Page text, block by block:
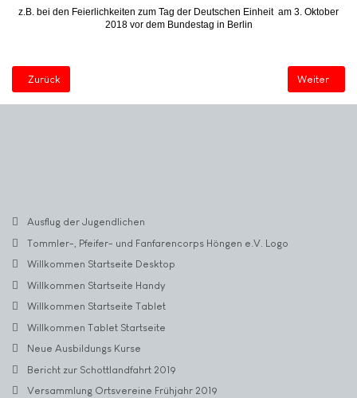
z.B. bei den Feierlichkeiten zum Tag der Deutschen Einheit am 3. Oktober
2018 vor dem Bundestag in Berlin
Vorheriger Beitrag: Willkommen Tablet Startseite
Zurück Nächster
Weiter
Ausflug der Jugendlichen
Tommler-, Pfeifer- und Fanfarencorps Höngen e.V. Logo
Willkommen Startseite Desktop
Willkommen Startseite Handy
Willkommen Startseite Tablet
Willkommen Tablet Startseite
Neue Ausbildungs Kurse
Bericht zur Schottlandfahrt 2019
Versammlung Ortsvereine Frühjahr 2019